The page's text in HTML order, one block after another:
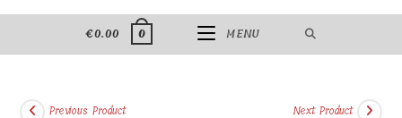
€0.00 0 MENU
Previous Product Next Product